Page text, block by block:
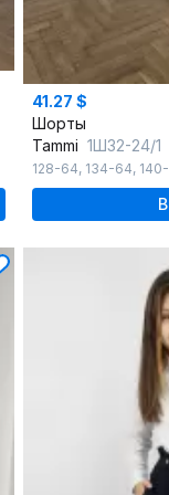
41.27 $
Шорты
Tammi 1Ш32-24/1
128-64, 134-64,